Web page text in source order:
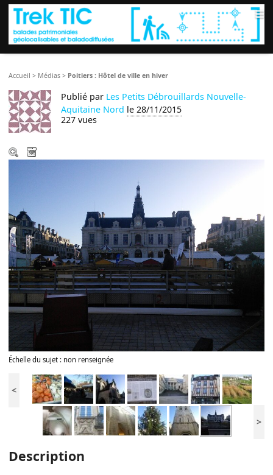
≡
Accueil > Médias > Poitiers : Hôtel de ville en hiver
Publié par Les Petits Débrouillards Nouvelle-
Aquitaine Nord le 28/11/2015
227 vues
Échelle du sujet : non renseignée
<
>
Description